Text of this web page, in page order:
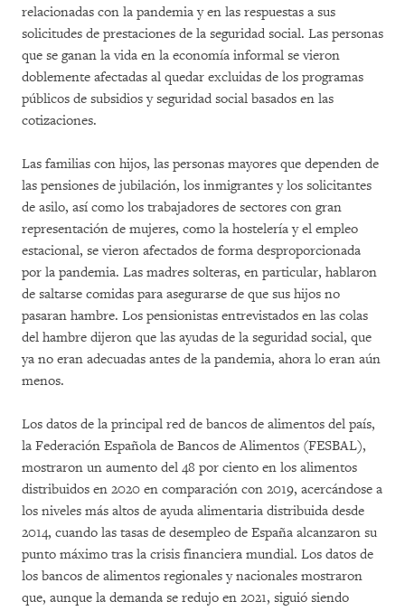
relacionadas con la pandemia y en las respuestas a sus
solicitudes de prestaciones de la seguridad social. Las personas
que se ganan la vida en la economía informal se vieron
doblemente afectadas al quedar excluidas de los programas
públicos de subsidios y seguridad social basados en las
cotizaciones.
Las familias con hijos, las personas mayores que dependen de
las pensiones de jubilación, los inmigrantes y los solicitantes
de asilo, así como los trabajadores de sectores con gran
representación de mujeres, como la hostelería y el empleo
estacional, se vieron afectados de forma desproporcionada
por la pandemia. Las madres solteras, en particular, hablaron
de saltarse comidas para asegurarse de que sus hijos no
pasaran hambre. Los pensionistas entrevistados en las colas
del hambre dijeron que las ayudas de la seguridad social, que
ya no eran adecuadas antes de la pandemia, ahora lo eran aún
menos.
Los datos de la principal red de bancos de alimentos del país,
la Federación Española de Bancos de Alimentos (FESBAL),
mostraron un aumento del 48 por ciento en los alimentos
distribuidos en 2020 en comparación con 2019, acercándose a
los niveles más altos de ayuda alimentaria distribuida desde
2014, cuando las tasas de desempleo de España alcanzaron su
punto máximo tras la crisis financiera mundial. Los datos de
los bancos de alimentos regionales y nacionales mostraron
que, aunque la demanda se redujo en 2021, siguió siendo